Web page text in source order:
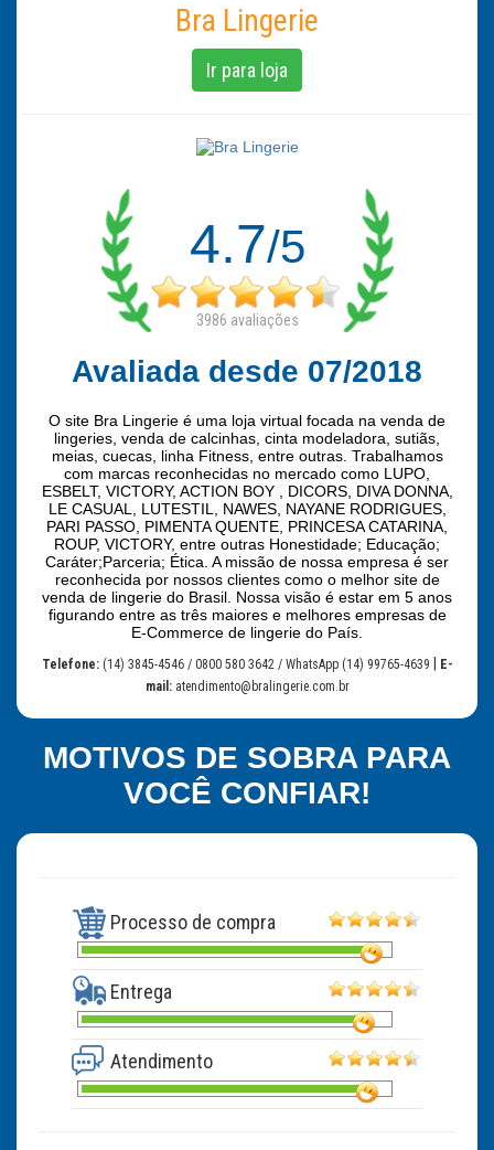
Bra Lingerie
Ir para loja
4.7/5
3986 avaliações
Avaliada desde 07/2018
O site Bra Lingerie é uma loja virtual focada na venda de
lingeries, venda de calcinhas, cinta modeladora, sutiãs,
meias, cuecas, linha Fitness, entre outras. Trabalhamos
com marcas reconhecidas no mercado como LUPO,
ESBELT, VICTORY, ACTION BOY , DICORS, DIVA DONNA,
LE CASUAL, LUTESTIL, NAWES, NAYANE RODRIGUES,
PARI PASSO, PIMENTA QUENTE, PRINCESA CATARINA,
ROUP, VICTORY, entre outras Honestidade; Educação;
Caráter;Parceria; Ética. A missão de nossa empresa é ser
reconhecida por nossos clientes como o melhor site de
venda de lingerie do Brasil. Nossa visão é estar em 5 anos
figurando entre as três maiores e melhores empresas de
E-Commerce de lingerie do País.
Telefone: (14) 3845-4546 / 0800 580 3642 / WhatsApp (14) 99765-4639
E-
mail:atendimento@bralingerie.com.br
MOTIVOS DE SOBRA PARA
VOCÊ CONFIAR!
Processo de compra
Entrega
Atendimento